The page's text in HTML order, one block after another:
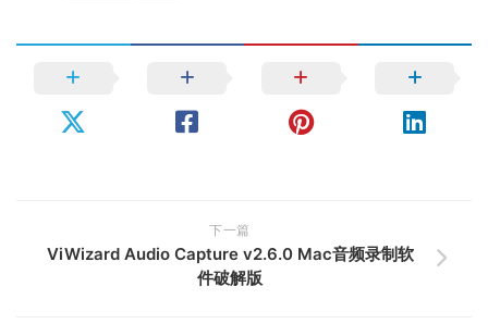
下一篇
ViWizard Audio Capture v2.6.0 Mac音频录制软
件破解版